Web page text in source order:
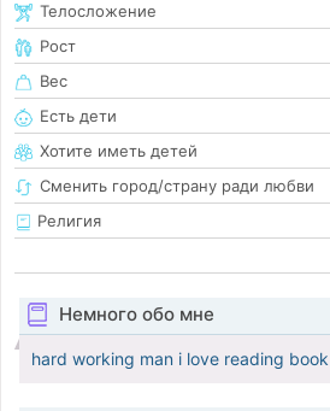
Телосложение
Рост
Вес
Есть дети
Хотите иметь детей
Сменить город/страну ради любви
Религия
Немного обо мне
hard working man i love reading